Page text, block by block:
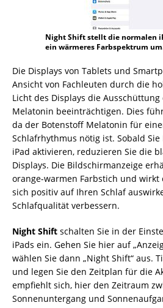
Night Shift stellt die normalen
ein wärmeres Farbspektrum
Die Displays von Tablets und
Ansicht von Fachleuten durch die
Licht des Displays die
Melatonin beeinträchtigen. Dies
da der Botenstoff Melatonin für
Schlafrhythmus nötig ist. Sobald Sie
iPad aktivieren, reduzieren Sie die
Displays. Die Bildschirmanzeige
orange-warmen Farbstich und wirkt
sich positiv auf Ihren Schlaf
Schlafqualität verbessern.
Night Shift schalten Sie in der
iPads ein. Gehen Sie hier auf
wählen Sie dann „Night Shift“ aus.
und legen Sie den Zeitplan für die
empfiehlt sich, hier den Zeitraum
Sonnenuntergang und